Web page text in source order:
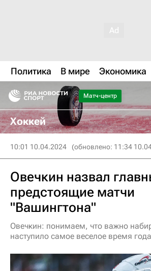
Политика В мире Экономика
Матч-центр
Хоккей
10:01 10.04.2024 (обновлено: 11:34
Овечкин назвал
предстоящие матчи
"Вашингтона"
Овечкин: понимаем, что важно
наступило самое веселое время года